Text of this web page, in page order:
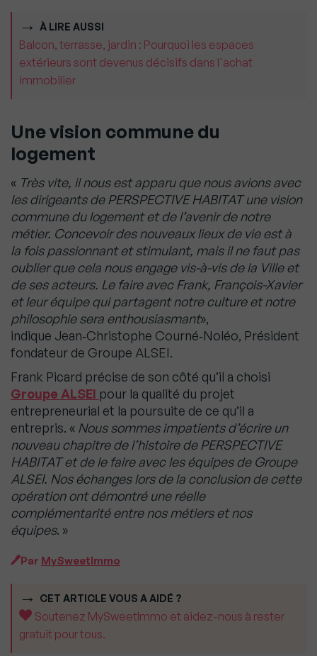
À LIRE AUSSI
Balcon, terrasse, jardin : Pourquoi les espaces
extérieurs sont devenus décisifs dans l'achat
immobilier
Une vision commune du
logement
« Très vite, il nous est apparu que nous avions avec
les dirigeants de PERSPECTIVE HABITAT une vision
commune du logement et de l’avenir de notre
métier. Concevoir des nouveaux lieux de vie est à
la fois passionnant et stimulant, mais il ne faut pas
oublier que cela nous engage vis-à-vis de la Ville et
de ses acteurs. Le faire avec Frank, François-Xavier
et leur équipe qui partagent notre culture et notre
philosophie sera enthousiasmant»,
indique Jean‑Christophe Courné‑Noléo, Président
fondateur de Groupe ALSEI.
Frank Picard précise de son côté qu’il a choisi
Groupe ALSEI pour la qualité du projet
entrepreneurial et la poursuite de ce qu’il a
entrepris. « Nous sommes impatients d’écrire un
nouveau chapitre de l’histoire de PERSPECTIVE
HABITAT et de le faire avec les équipes de Groupe
ALSEI. Nos échanges lors de la conclusion de cette
opération ont démontré une réelle
complémentarité entre nos métiers et nos
équipes. »
Par MySweetImmo
CET ARTICLE VOUS A AIDÉ ?
Soutenez MySweetImmo et aidez-nous à rester
gratuit pour tous.